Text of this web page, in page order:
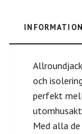
INFORMATION
och
perfekt
Med alla